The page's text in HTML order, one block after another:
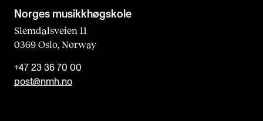
Norges musikk­høgskole
Slemdalsveien 11
0369 Oslo, Norway
+47 23 36 70 00
post@nmh.no